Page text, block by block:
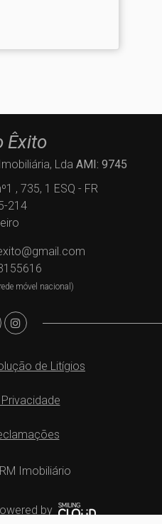
Êxito
Lda AMI: 9745
, 735, 1 ESQ - FR
214
móvel nacional)
de Litígios
Imobiliário
by